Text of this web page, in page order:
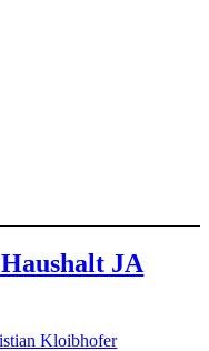
JA
Kloibhofer